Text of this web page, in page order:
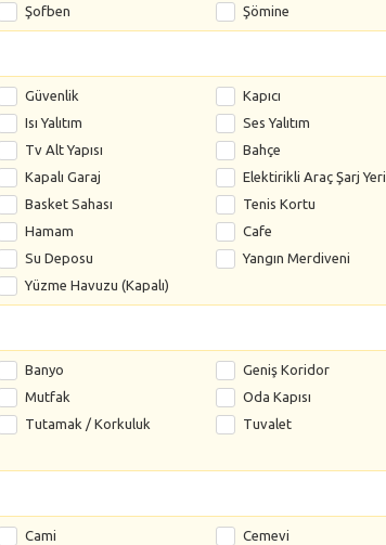
Şofben Şömine
Güvenlik
Kapıcı
Isı Yalıtım
Ses Yalıtım
Tv Alt Yapısı
Bahçe
Kapalı Garaj
Elektirikli Araç Şarj Yeri
Basket Sahası
Tenis Kortu
Hamam
Cafe
Su Deposu
Yangın Merdiveni
Yüzme Havuzu (Kapalı)
Banyo
Geniş Koridor
Mutfak
Oda Kapısı
Tutamak / Korkuluk
Tuvalet
Cami
Cemevi